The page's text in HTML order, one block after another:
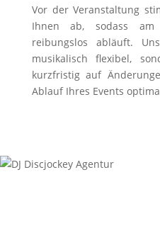
Vor der Veranstaltung
Ihnen ab, sodass
reibungslos abläuft.
musikalisch flexibel,
kurzfristig auf
Ablauf Ihres Events